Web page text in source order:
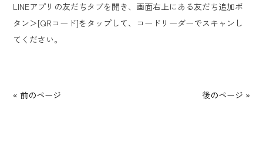
LINEアプリの友だちタブを開き、画面右上にある友だち追加ボ
タン＞[QRコード]をタップして、コードリーダーでスキャンし
てください。
« 前のページ 後のページ »